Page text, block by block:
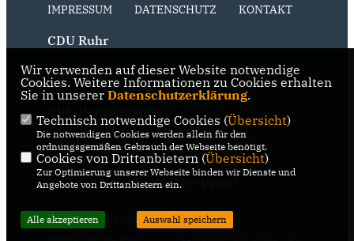
IMPRESSUM DATENSCHUTZ KONTAKT
CDU Ruhr
CDU NRW
RSS der Neuigkeiten der Fraktion
RSS der Neuigkeiten der Partei
RSS der Termine
Wir verwenden auf dieser Website notwendige
Cookies. Weitere Informationen zu Cookies erhalten
Sie in unserer Datenschutzerklärung.
Technisch notwendige Cookies (Übersicht)
Die notwendigen Cookies werden allein für den
ordnungsgemäßen Gebrauch der Webseite benötigt.
Cookies von Drittanbietern (Übersicht)
Zur Optimierung unserer Webseite binden wir Dienste und
Angebote von Drittanbietern ein.
Alle akzeptieren Auswahl speichern